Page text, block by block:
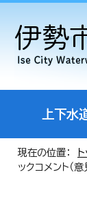
上下水
現在の位置：
ックコメント（